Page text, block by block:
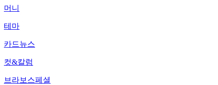
머니
테마
카드뉴스
컷&칼럼
브라보스페셜